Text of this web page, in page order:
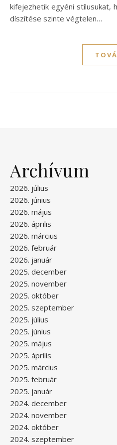
kifejezhetik egyéni stílusukat,
díszítése szinte végtelen…
Archívum
2026. július
2026. június
2026. május
2026. április
2026. március
2026. február
2026. január
2025. december
2025. november
2025. október
2025. szeptember
2025. július
2025. június
2025. május
2025. április
2025. március
2025. február
2025. január
2024. december
2024. november
2024. október
2024. szeptember